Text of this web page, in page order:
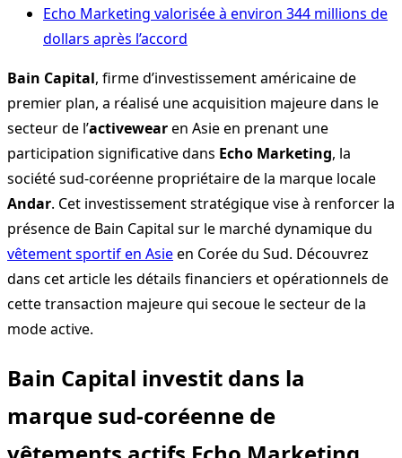
Echo Marketing valorisée à environ 344 millions de
dollars après l’accord
Bain Capital, firme d’investissement américaine de
premier plan, a réalisé une acquisition majeure dans le
secteur de l’activewearen Asie en prenant une
participation significative dans Echo Marketing, la
société sud-coréenne propriétaire de la marque locale
Andar. Cet investissement stratégique vise à renforcer la
présence de Bain Capital sur le marché dynamique du
vêtement sportif en Asieen Corée du Sud. Découvrez
dans cet article les détails financiers et opérationnels de
cette transaction majeure qui secoue le secteur de la
mode active.
Bain Capital investit dans la
marque sud-coréenne de